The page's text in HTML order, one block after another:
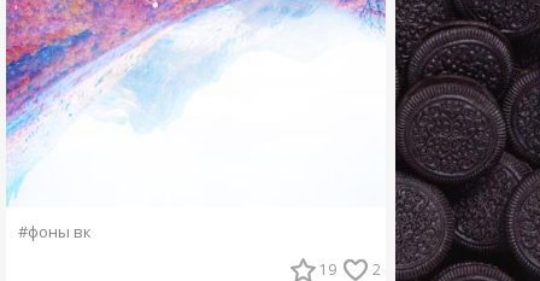
#фоны вк
19 2